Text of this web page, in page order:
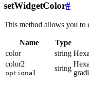
setWidgetColor#
This method allows you to
Name Type
color
string
color2
optional
string